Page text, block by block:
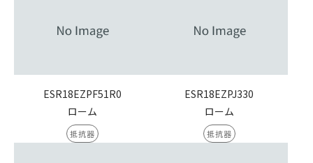
ESR18EZPF51R0
ローム
抵抗器
ESR18EZPJ330
ローム
抵抗器